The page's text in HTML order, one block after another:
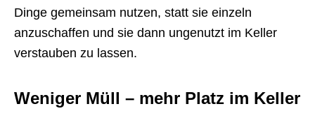
Dinge gemeinsam nutzen, statt sie einzeln
anzuschaffen und sie dann ungenutzt im Keller
verstauben zu lassen.
Weniger Müll – mehr Platz im Keller